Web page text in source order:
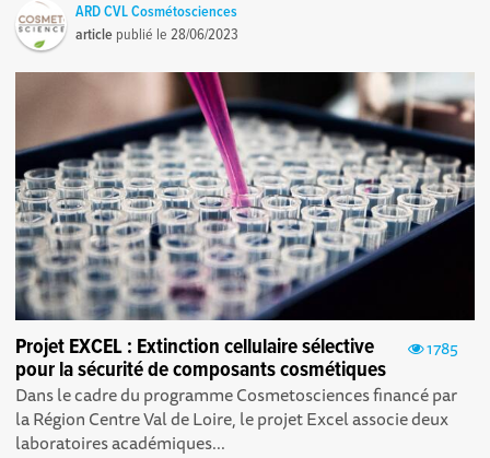
ARD CVL Cosmétosciences
article publié le28/06/2023
1785
Projet EXCEL : Extinction cellulaire sélective
pour la sécurité de composants cosmétiques
Dans le cadre du programme Cosmetosciences financé par
la Région Centre Val de Loire, le projet Excel associe deux
laboratoires académiques...